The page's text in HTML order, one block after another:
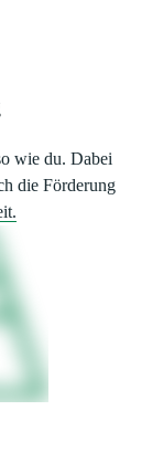
wie du. Dabei
die Förderung